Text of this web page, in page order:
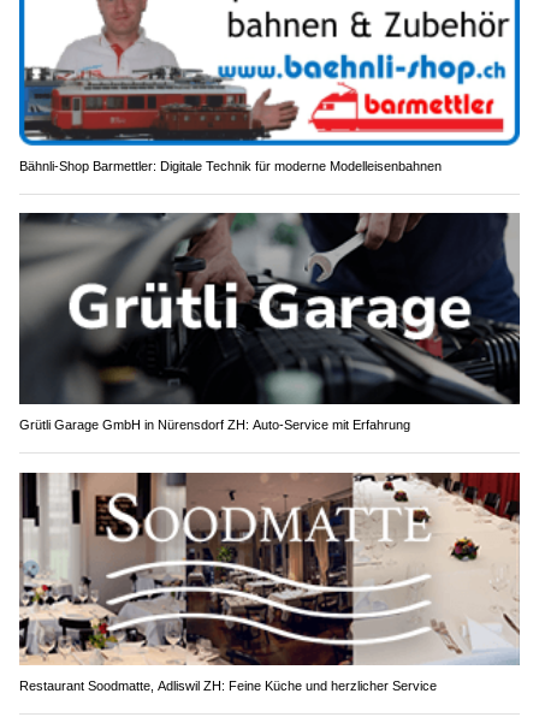
Bähnli-Shop Barmettler: Digitale Technik für moderne Modelleisenbahnen
Grütli Garage GmbH in Nürensdorf ZH: Auto-Service mit Erfahrung
Restaurant Soodmatte, Adliswil ZH: Feine Küche und herzlicher Service